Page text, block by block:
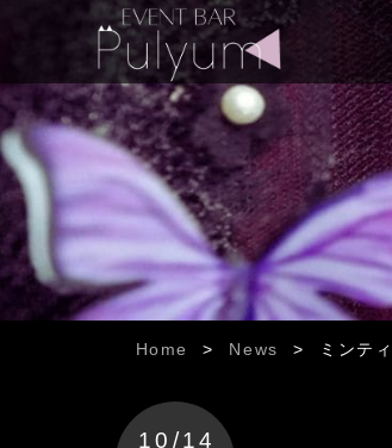
Home > News > ミンテ
10/14